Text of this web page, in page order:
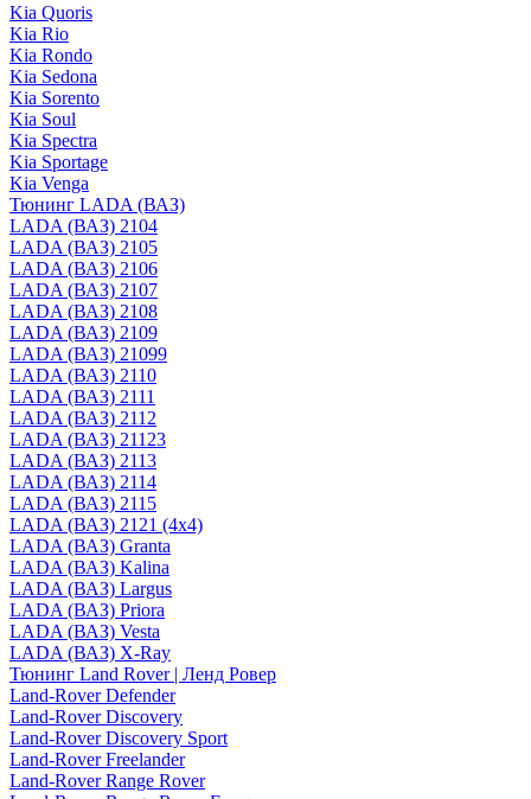
Kia Quoris
Kia Rio
Kia Rondo
Kia Sedona
Kia Sorento
Kia Soul
Kia Spectra
Kia Sportage
Kia Venga
Тюнинг LADA (ВАЗ)
LADA (ВАЗ) 2104
LADA (ВАЗ) 2105
LADA (ВАЗ) 2106
LADA (ВАЗ) 2107
LADA (ВАЗ) 2108
LADA (ВАЗ) 2109
LADA (ВАЗ) 21099
LADA (ВАЗ) 2110
LADA (ВАЗ) 2111
LADA (ВАЗ) 2112
LADA (ВАЗ) 21123
LADA (ВАЗ) 2113
LADA (ВАЗ) 2114
LADA (ВАЗ) 2115
LADA (ВАЗ) 2121 (4x4)
LADA (ВАЗ) Granta
LADA (ВАЗ) Kalina
LADA (ВАЗ) Largus
LADA (ВАЗ) Priora
LADA (ВАЗ) Vesta
LADA (ВАЗ) X-Ray
Тюнинг Land Rover | Ленд Ровер
Land-Rover Defender
Land-Rover Discovery
Land-Rover Discovery Sport
Land-Rover Freelander
Land-Rover Range Rover